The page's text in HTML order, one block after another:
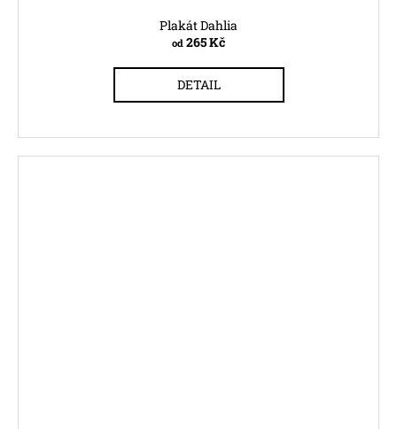
Plakát Dahlia
od 265 Kč
DETAIL